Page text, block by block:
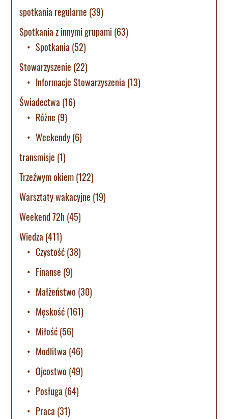
spotkania regularne (39)
Spotkania z innymi grupami (63)
Spotkania (52)
Stowarzyszenie (22)
Informacje Stowarzyszenia (13)
Świadectwa (16)
Różne (9)
Weekendy(6)
transmisje (1)
Trzeźwym okiem(122)
Warsztaty wakacyjne (19)
Weekend 72h(45)
Wiedza (411)
Czystość(38)
Finanse (9)
Małżeństwo (30)
Męskość(161)
Miłość(56)
Modlitwa (46)
Ojcostwo (49)
Posługa (64)
Praca (31)